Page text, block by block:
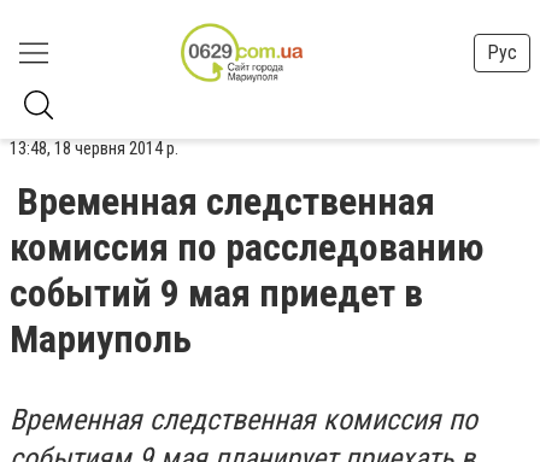
Рус
13:48, 18 червня 2014 р.
Временная следственная
комиссия по расследованию
событий 9 мая приедет в
Мариуполь
Временная следственная комиссия по